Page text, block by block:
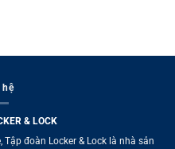
hệ
& LOCK
đoàn Locker & Lock là nhà sản